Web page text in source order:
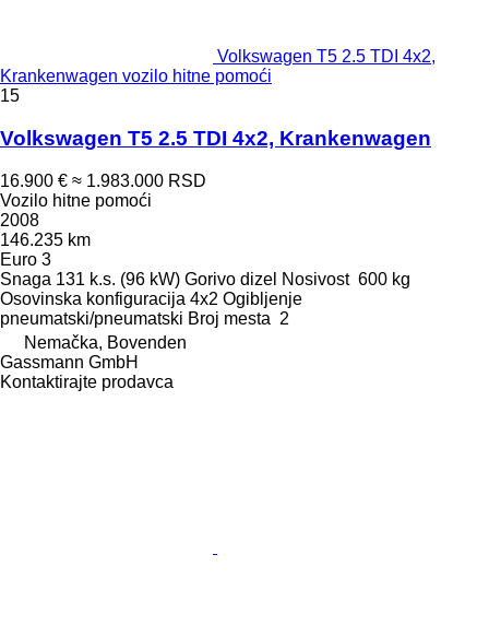
Volkswagen T5 2.5 TDI 4x2,
Krankenwagen vozilo hitne pomoći
15
Volkswagen T5 2.5 TDI 4x2, Krankenwagen
16.900 € ≈ 1.983.000 RSD
Vozilo hitne pomoći
2008
146.235 km
Euro 3
Snaga 131 k.s. (96 kW) Gorivo dizel Nosivost 600 kg
Osovinska konfiguracija 4x2 Ogibljenje
pneumatski/pneumatski Broj mesta 2
Nemačka, Bovenden
Gassmann GmbH
Kontaktirajte prodavca